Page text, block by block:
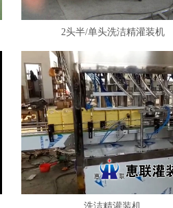
2头半/单头洗洁精灌装机